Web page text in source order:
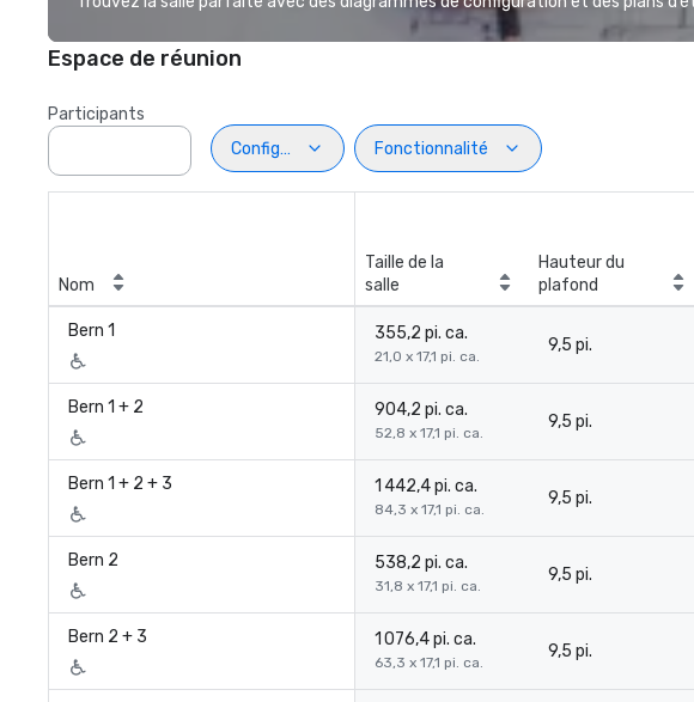
Espace de réunion
Participants
Configuration
Fonctionnalité
Nom
Taille de la
salle
Hauteur du
plafond
Bern 1 355,2 pi. ca.
21,0 x 17,1 pi. ca.
9,5 pi.
Bern 1 + 2 904,2 pi. ca.
52,8 x 17,1 pi. ca.
9,5 pi.
Bern 1 + 2 + 3 1 442,4 pi. ca.
84,3 x 17,1 pi. ca.
9,5 pi.
Bern 2 538,2 pi. ca.
31,8 x 17,1 pi. ca.
9,5 pi.
Bern 2 + 3 1 076,4 pi. ca.
63,3 x 17,1 pi. ca.
9,5 pi.